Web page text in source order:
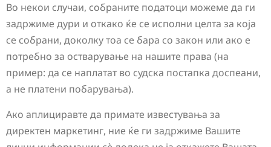
Во некои случаи, собраните податоци можеме да ги
задржиме дури и откако ќе се исполни целта за која
се собрани, доколку тоа се бара со закон или ако е
потребно за остварување на нашите права (на
пример: да се наплатат во судска постапка доспеани,
а не платени побарувања).
Ако аплициравте да примате известувања за
директен маркетинг, ние ќе ги задржиме Вашите